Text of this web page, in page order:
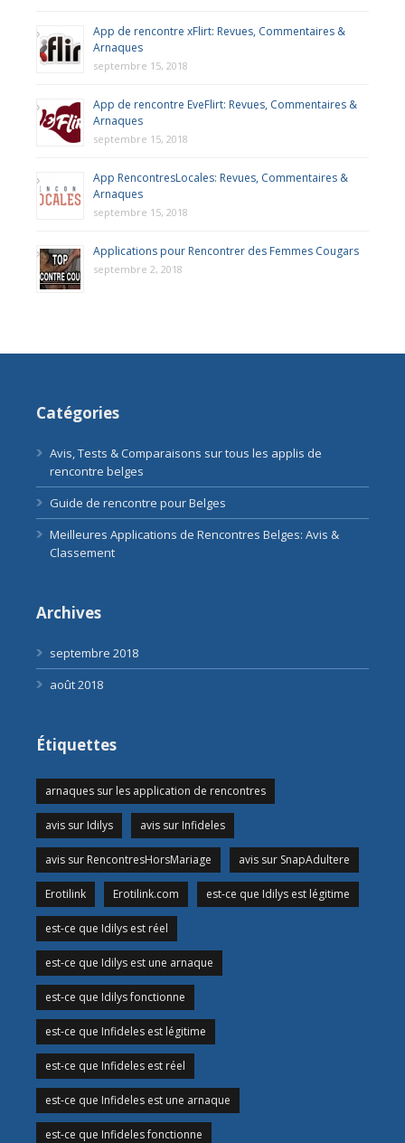
App de rencontre xFlirt: Revues, Commentaires &
Arnaques
septembre 15, 2018
App de rencontre EveFlirt: Revues, Commentaires &
Arnaques
septembre 15, 2018
App RencontresLocales: Revues, Commentaires &
Arnaques
septembre 15, 2018
Applications pour Rencontrer des Femmes Cougars
septembre 2, 2018
Catégories
Avis, Tests & Comparaisons sur tous les applis de
rencontre belges
Guide de rencontre pour Belges
Meilleures Applications de Rencontres Belges: Avis &
Classement
Archives
septembre 2018
août 2018
Étiquettes
arnaques sur les application de rencontres
avis sur Idilys avis sur Infideles
avis sur RencontresHorsMariage avis sur SnapAdultere
Erotilink Erotilink.com est-ce que Idilys est légitime
est-ce que Idilys est réel
est-ce que Idilys est une arnaque
est-ce que Idilys fonctionne
est-ce que Infideles est légitime
est-ce que Infideles est réel
est-ce que Infideles est une arnaque
est-ce que Infideles fonctionne